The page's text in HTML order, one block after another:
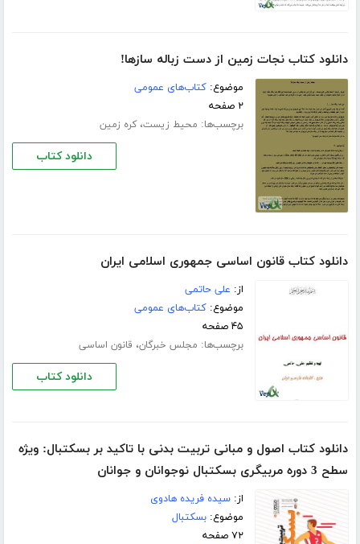
دانلود کتاب نجات زمین از دست زباله سازها!
موضوع:کتاب‌های عمومی
۲ صفحه
برچسب‌ها: محیط زیست،کره زمین
دانلود کتاب
دانلود کتاب قانون اساسی جمهوری اسلامی ایران
از: علی حاتمی
موضوع:کتاب‌های عمومی
۴۵ صفحه
برچسب‌ها: مجلس خبرگان، قانون اساسی
دانلود کتاب
دانلود کتاب اصول و مبانی تربیت بدنی با تاکید بر بسکتبال: ویژه
سطح 3 دوره مربیگری بسکتبال نوجوانان و جوانان
از:سیده فریده هادوی
موضوع:بسکتبال
۷۲ صفحه